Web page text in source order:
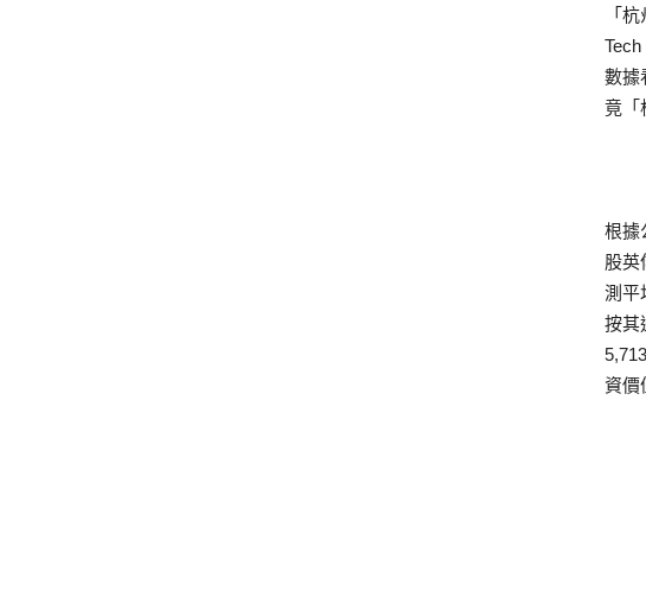
「
數據
竟「
根據
股英
測平
按其
資價